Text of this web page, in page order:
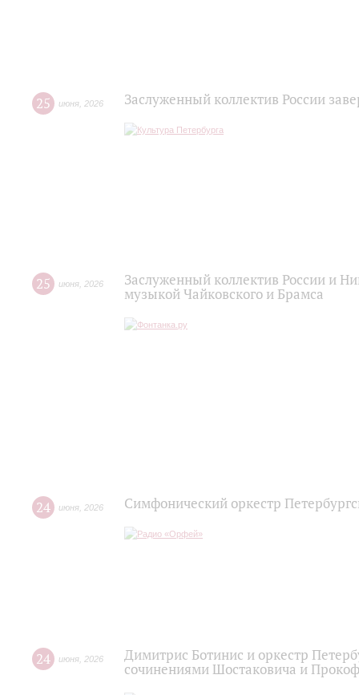
25 июня 2026 Заслуженный коллектив России
25 июня 2026
Заслуженный коллектив России и
музыкой Чайковского и Брамса
24 июня 2026 Симфонический оркестр
24 июня 2026
Димитрис Ботинис и оркестр
сочинениями Шостаковича и